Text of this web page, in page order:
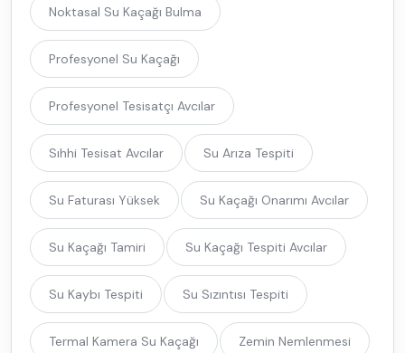
Noktasal Su Kaçağı Bulma
Profesyonel Su Kaçağı
Profesyonel Tesisatçı Avcılar
Sıhhi Tesisat Avcılar Su Arıza Tespiti
Su Faturası Yüksek Su Kaçağı Onarımı Avcılar
Su Kaçağı Tamiri Su Kaçağı Tespiti Avcılar
Su Kaybı Tespiti Su Sızıntısı Tespiti
Termal Kamera Su Kaçağı Zemin Nemlenmesi